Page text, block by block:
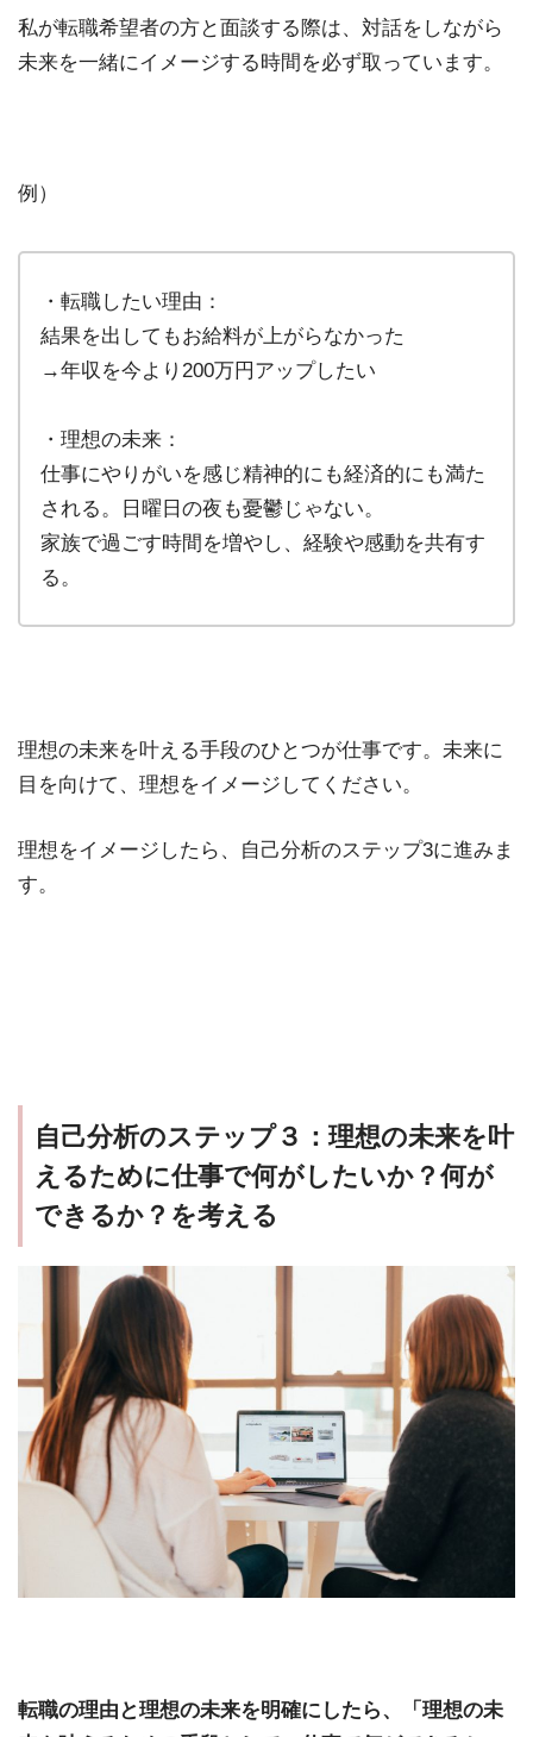
私が転職希望者の方と面談する際は、対話をしながら
未来を一緒にイメージする時間を必ず取っています。
例）
・転職したい理由：
結果を出してもお給料が上がらなかった
→年収を今より200万円アップしたい
・理想の未来：
仕事にやりがいを感じ精神的にも経済的にも満た
される。日曜日の夜も憂鬱じゃない。
家族で過ごす時間を増やし、経験や感動を共有す
る。
理想の未来を叶える手段のひとつが仕事です。未来に
目を向けて、理想をイメージしてください。
理想をイメージしたら、自己分析のステップ3に進みま
す。
自己分析のステップ３：理想の未来を叶
えるために仕事で何がしたいか？何が
できるか？を考える
転職の理由と理想の未来を明確にしたら、「理想の未